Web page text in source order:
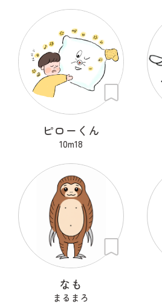
ピローくん
10m18
なも
まるまろ